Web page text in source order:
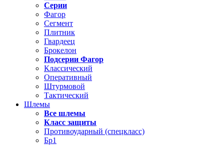
Серии
Фагор
Сегмент
Плитник
Гвардеец
Брокелон
Подсерии Фагор
Классический
Оперативный
Штурмовой
Тактический
Шлемы
Все шлемы
Класс защиты
Противоударный (спецкласс)
Бр1